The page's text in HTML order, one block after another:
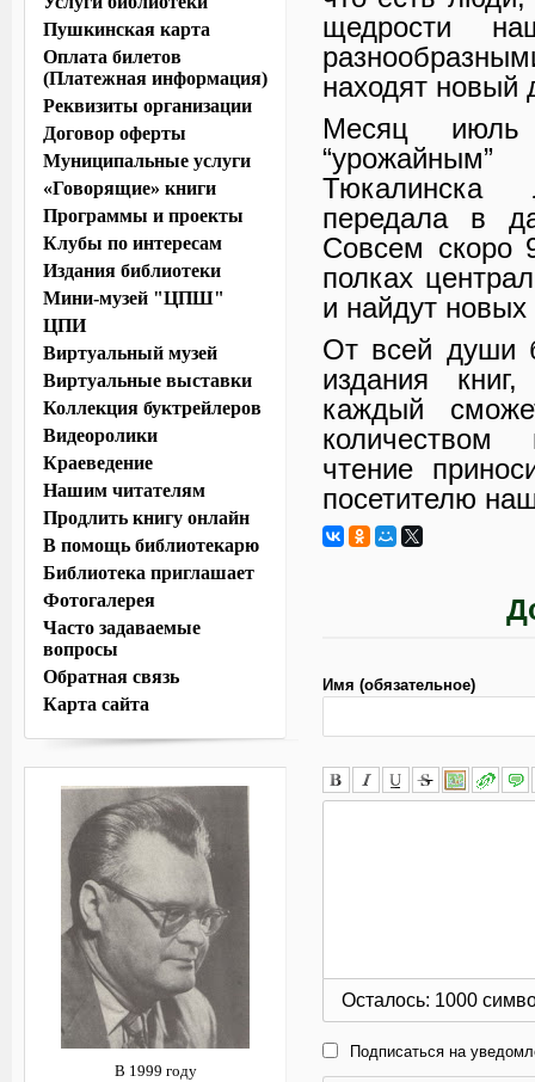
щедрости
находят новый
Месяц
Тюкалинска
передала в
Совсем скоро
полках
и найдут новых
От всей души
издания
каждый
количеством
чтение
посетителю
Имя (обязательное)
Осталось: 1000
Подписаться на
Пушкинская карта
Оплата билетов
(Платежная информация)
Реквизиты организации
Договор оферты
Муниципальные услуги
«Говорящие» книги
Программы и проекты
Клубы по интересам
Издания библиотеки
Мини-музей "ЦПШ"
ЦПИ
Виртуальный музей
Виртуальные выставки
Коллекция буктрейлеров
Видеоролики
Краеведение
Нашим читателям
Продлить книгу онлайн
В помощь библиотекарю
Библиотека приглашает
Фотогалерея
Часто задаваемые
вопросы
Обратная связь
Карта сайта
В 1999 году